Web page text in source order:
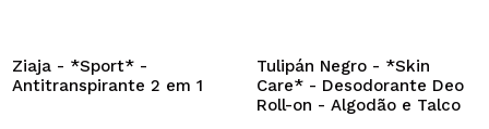
Ziaja - *Sport* -
Antitranspirante 2 em 1
Tulipán Negro - *Skin
Care* - Desodorante Deo
Roll-on - Algodão e Talco